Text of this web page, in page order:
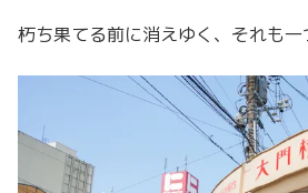
朽ち果てる前に消えゆく、それも